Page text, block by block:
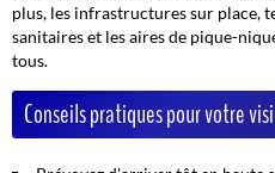
plus, les infrastructures sur place,
sanitaires et les aires de pique-
tous.
Conseils pratiques pour votre